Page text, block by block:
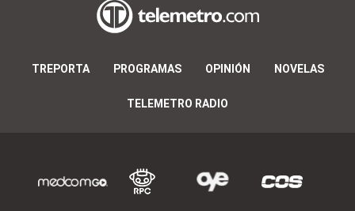
TREPORTA PROGRAMAS OPINIÓN NOVELAS
TELEMETRO RADIO